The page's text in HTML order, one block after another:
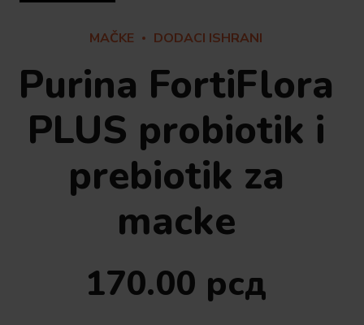
MAČKE DODACI ISHRANI
Purina FortiFlora
PLUS probiotik i
prebiotik za
macke
170.00 рсд